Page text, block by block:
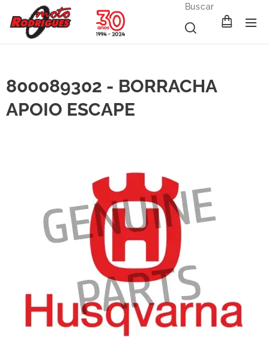
Buscar
800089302 - BORRACHA
APOIO ESCAPE